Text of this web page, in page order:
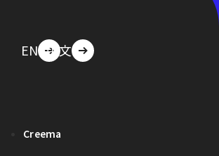
EN 中文
Creema